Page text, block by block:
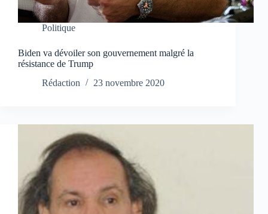
Politique
Biden va dévoiler son gouvernement malgré la
résistance de Trump
Rédaction
23 novembre 2020